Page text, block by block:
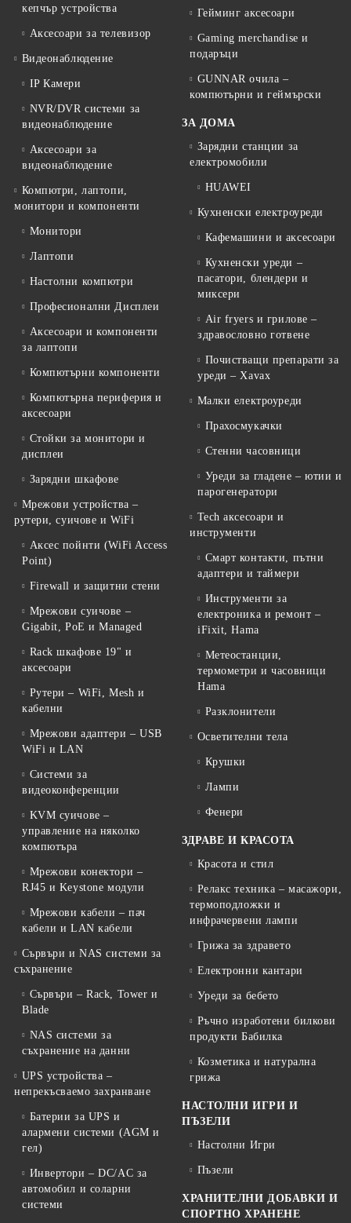
кепчър устройства
Аксесоари за телевизор
Видеонаблюдение
IP Камери
NVR/DVR системи за
видеонаблюдение
Аксесоари за
видеонаблюдение
Компютри, лаптопи,
монитори и компоненти
Монитори
Лаптопи
Настолни компютри
Професионални Дисплеи
Аксесоари и компоненти
за лаптопи
Компютърни компоненти
Компютърна периферия и
аксесоари
Стойки за монитори и
дисплеи
Зарядни шкафове
Мрежови устройства –
рутери, суичове и WiFi
Аксес пойнти (WiFi Access
Point)
Firewall и защитни стени
Мрежови суичове –
Gigabit, PoE и Managed
Rack шкафове 19" и
аксесоари
Рутери – WiFi, Mesh и
кабелни
Мрежови адаптери – USB
WiFi и LAN
Системи за
видеоконференции
KVM суичове –
управление на няколко
компютъра
Мрежови конектори –
RJ45 и Keystone модули
Мрежови кабели – пач
кабели и LAN кабели
Сървъри и NAS системи за
съхранение
Сървъри – Rack, Tower и
Blade
NAS системи за
съхранение на данни
UPS устройства –
непрекъсваемо захранване
Батерии за UPS и
алармени системи (AGM и
гел)
Инвертори – DC/AC за
автомобил и соларни
системи
Гейминг аксесоари
Gaming merchandise и
подаръци
GUNNAR очила –
компютърни и геймърски
ЗА ДОМА
Зарядни станции за
електромобили
HUAWEI
Кухненски електроуреди
Кафемашини и аксесоари
Кухненски уреди –
пасатори, блендери и
миксери
Air fryers и грилове –
здравословно готвене
Почистващи препарати за
уреди – Xavax
Малки електроуреди
Прахосмукачки
Стенни часовници
Уреди за гладене – ютии и
парогенератори
Tech аксесоари и
инструменти
Смарт контакти, пътни
адаптери и таймери
Инструменти за
електроника и ремонт –
iFixit, Hama
Метеостанции,
термометри и часовници
Hama
Разклонители
Осветителни тела
Крушки
Лампи
Фенери
ЗДРАВЕ И КРАСОТА
Красота и стил
Релакс техника – масажори,
термоподложки и
инфрачервени лампи
Грижа за здравето
Електронни кантари
Уреди за бебето
Ръчно изработени билкови
продукти Бабилка
Козметика и натурална
грижа
НАСТОЛНИ ИГРИ И
ПЪЗЕЛИ
Настолни Игри
Пъзели
ХРАНИТЕЛНИ ДОБАВКИ И
СПОРТНО ХРАНЕНЕ